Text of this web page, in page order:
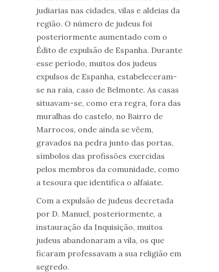
judiarias nas cidades, vilas e aldeias da
região. O número de judeus foi
posteriormente aumentado com o
Édito de expulsão de Espanha. Durante
esse período, muitos dos judeus
expulsos de Espanha, estabeleceram-
se na raia, caso de Belmonte. As casas
situavam-se, como era regra, fora das
muralhas do castelo, no Bairro de
Marrocos, onde ainda se vêem,
gravados na pedra junto das portas,
símbolos das profissões exercidas
pelos membros da comunidade, como
a tesoura que identifica o alfaiate.
Com a expulsão de judeus decretada
por D. Manuel, posteriormente, a
instauração da Inquisição, muitos
judeus abandonaram a vila, os que
ficaram professavam a sua religião em
segredo.